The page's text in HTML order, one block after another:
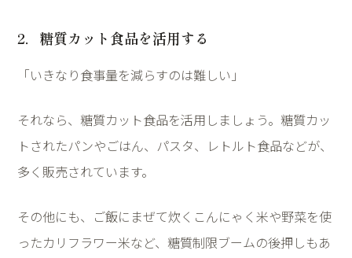
2．糖質カット食品を活用する
「いきなり食事量を減らすのは難しい」
それなら、糖質カット食品を活用しましょう。糖質カッ
トされたパンやごはん、パスタ、レトルト食品などが、
多く販売されています。
その他にも、ご飯にまぜて炊くこんにゃく米や野菜を使
ったカリフラワー米など、糖質制限ブームの後押しもあ